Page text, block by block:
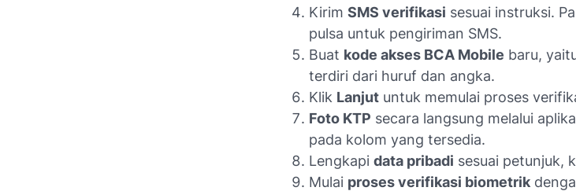
Kirim SMS verifikasi sesuai instruksi.
pulsa untuk pengiriman SMS.
Buat kode akses BCA Mobile baru,
terdiri dari huruf dan angka.
Klik Lanjut untuk memulai proses
Foto KTP secara langsung melalui
pada kolom yang tersedia.
Lengkapi data pribadi sesuai petunjuk,
Mulai proses verifikasi biometrik